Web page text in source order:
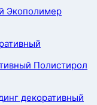
Экополимер
Полистирол